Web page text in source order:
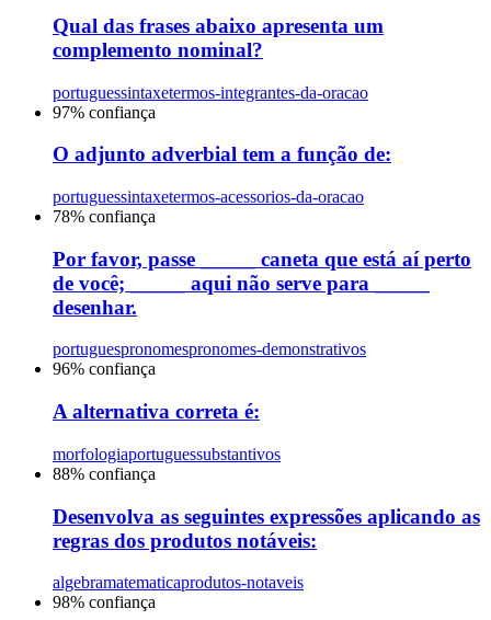
Qual das frases abaixo apresenta um
complemento nominal?
portuguessintaxetermos-integrantes-da-oracao
97% confiança
O adjunto adverbial tem a função de:
portuguessintaxetermos-acessorios-da-oracao
78% confiança
Por favor, passe _____ caneta que está aí perto
de você; _____ aqui não serve para _____
desenhar.
portuguespronomespronomes-demonstrativos
96% confiança
A alternativa correta é:
morfologiaportuguessubstantivos
88% confiança
Desenvolva as seguintes expressões aplicando as
regras dos produtos notáveis:
algebramatematicaprodutos-notaveis
98% confiança